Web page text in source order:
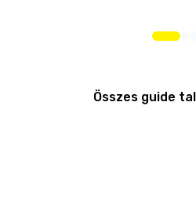
Összes guide